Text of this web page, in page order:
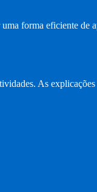
forma eficiente de
As